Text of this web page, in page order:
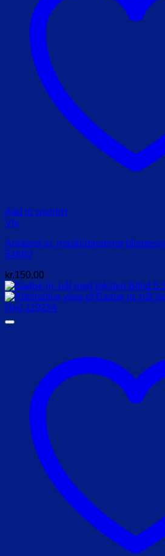
Add to wishlist
Vis
Armbind m. maskinbroderet
54660
kr.150,00